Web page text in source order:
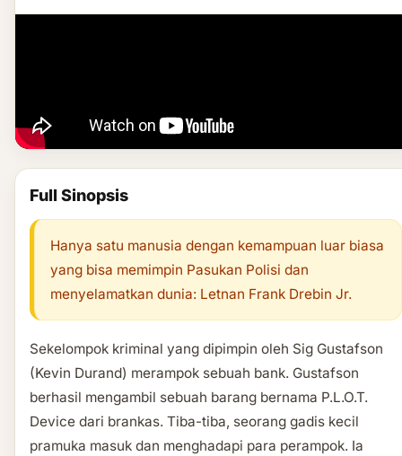
Full Sinopsis
Hanya satu manusia dengan kemampuan luar biasa
yang bisa memimpin Pasukan Polisi dan
menyelamatkan dunia: Letnan Frank Drebin Jr.
Sekelompok kriminal yang dipimpin oleh Sig Gustafson
(Kevin Durand) merampok sebuah bank. Gustafson
berhasil mengambil sebuah barang bernama P.L.O.T.
Device dari brankas. Tiba-tiba, seorang gadis kecil
pramuka masuk dan menghadapi para perampok. Ia